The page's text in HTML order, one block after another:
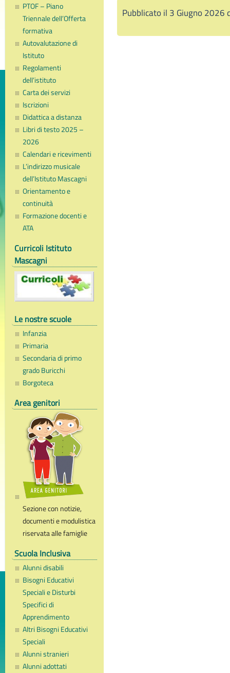
PTOF – Piano
Triennale dell’Offerta
formativa
Autovalutazione di
Istituto
Regolamenti
dell’istituto
Carta dei servizi
Iscrizioni
Didattica a distanza
Libri di testo 2025 –
2026
Calendari e ricevimenti
L’indirizzo musicale
dell’Istituto Mascagni
Orientamento e
continuità
Formazione docenti e
ATA
Curricoli Istituto
Mascagni
Le nostre scuole
Infanzia
Primaria
Secondaria di primo
grado Buricchi
Borgoteca
Area genitori
Sezione con notizie,
documenti e modulistica
riservata alle famiglie
Scuola Inclusiva
Alunni disabili
Bisogni Educativi
Speciali e Disturbi
Specifici di
Apprendimento
Altri Bisogni Educativi
Speciali
Alunni stranieri
Alunni adottati
Pubblicato il 3 Giugno 2026